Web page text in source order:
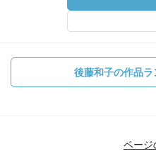
ある。筆者は地域金融に
ー、公共セクター、非営利
環を作ることを挙げている
である地域金融機関の役割
造的な役割を果たすことも
後藤和子の作品
ページ